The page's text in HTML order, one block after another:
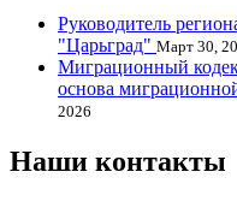
Руководитель
"Царьград" Март 30,
Миграционный
основа
2026
Наши контакты